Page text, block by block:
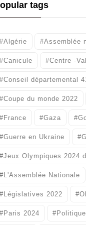
tags
#Algérie #Assemblée
#Canicule #Centre -
#Conseil départemental
#Coupe du monde 2022
#France #Gaza
#Guerre en Ukraine
#Jeux Olympiques 2024
#L'Assemblée Nationale
#Législatives 2022
#Paris 2024 #Politique